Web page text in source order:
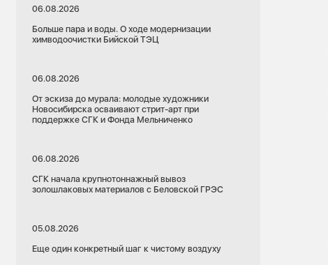
06.08.2026
Больше пара и воды. О ходе модернизации
химводоочистки Бийской ТЭЦ
06.08.2026
От эскиза до мурала: молодые художники
Новосибирска осваивают стрит-арт при
поддержке СГК и Фонда Мельниченко
06.08.2026
СГК начала крупнотоннажный вывоз
золошлаковых материалов с Беловской ГРЭС
05.08.2026
Еще один конкретный шаг к чистому воздуху